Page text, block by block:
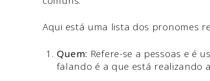
Aqui está uma lista dos pronomes
Quem: Refere-se a pessoas e é
falando é a que está realizando